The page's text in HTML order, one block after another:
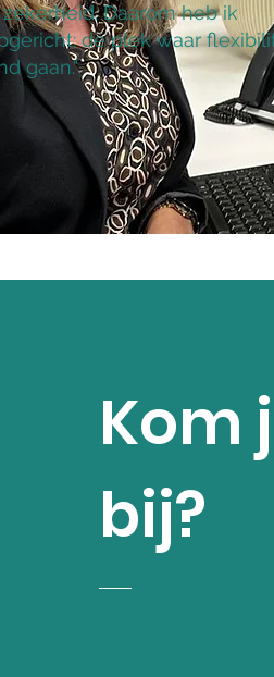
Daarom heb ik
dé plek waar
gaan."
Kom
bij?